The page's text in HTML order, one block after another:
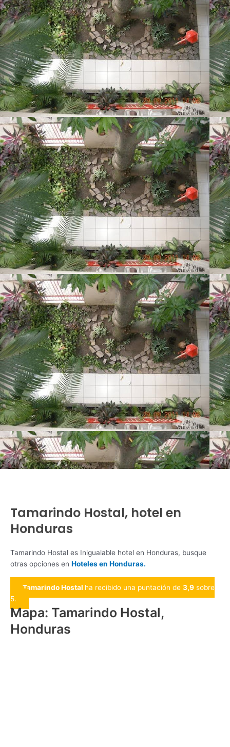
Tamarindo Hostal, hotel en
Honduras
Tamarindo Hostal es Inigualable hotel en Honduras, busque
otras opciones en Hoteles en Honduras.
Tamarindo Hostal ha recibido una puntación de 3,9 sobre
5.
Mapa: Tamarindo Hostal,
Honduras